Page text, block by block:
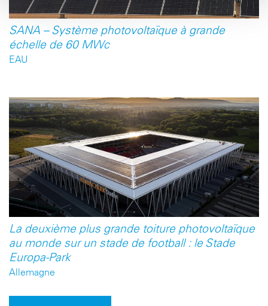
SANA – Système photovoltaïque à grande
échelle de 60 MWc
EAU
La deuxième plus grande toiture photovoltaïque
au monde sur un stade de football : le Stade
Europa-Park
Allemagne